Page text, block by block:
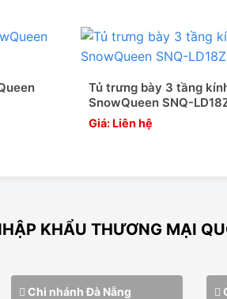
điều hòa, tránh ánh sáng mặt trời trực tiếp
nên xếp đồ cách quạt gió khoảng 15cm
sinh cả phần máy móc của tủ
Tủ trưng bày 3 tầng
SnowQueen SNQ-
Giá: Liên hệ
KHẨU THƯƠNG MẠI
Chi nhánh Đà Nẵng